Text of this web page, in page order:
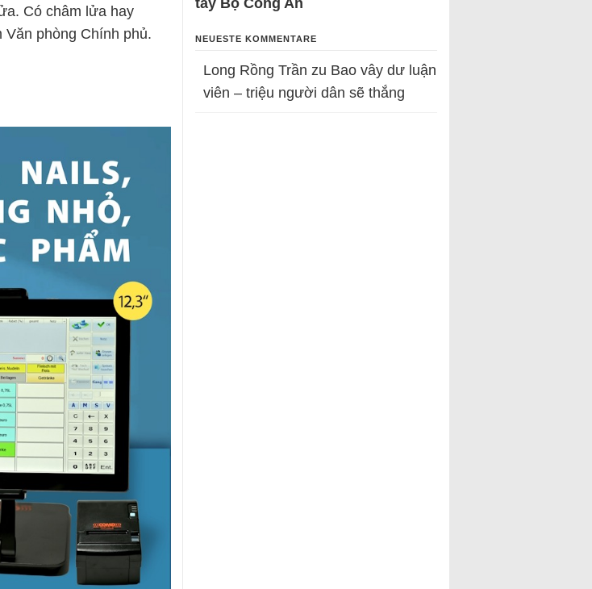
Có châm lửa hay
phòng Chính phủ.
tay Bộ Công An
NEUESTE KOMMENTARE
Long Rồng Trần zu Bao vây dư luận
viên – triệu người dân sẽ thắng